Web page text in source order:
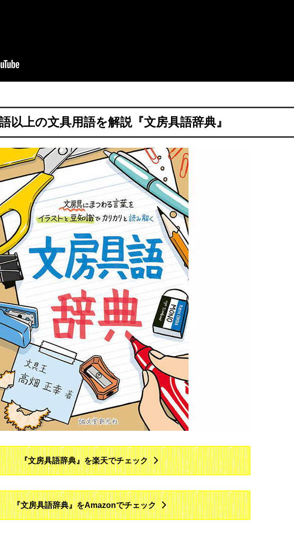
以上の文具用語を解説『文房具語辞典』
『文房具語辞典』を楽天でチェック
『文房具語辞典』をAmazonでチェック